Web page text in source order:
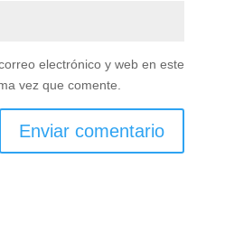
electrónico y web en este
vez que comente.